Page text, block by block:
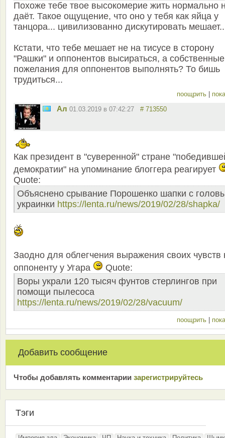
Похоже тебе твое высокомерие жить нормально
даёт. Такое ощущение, что оно у тебя как яйца у
танцора... цивилизованно дискутировать
Кстати, что тебе мешает не на тисусе в сторону
"Рашки" и оппонентов высираться, а собственные
пожелания для оппонентов выполнять? То бишь
трудиться...
поощрить
Ал 01.03.2019 в 07:42:27 # 713550
Как президент в "суверенной" стране
демократии" на упоминание блоггера реагирует
Quote:
Объяснено срывание Порошенко шапки с
украинки https://lenta.ru/news/2019/02/28/shapka/
Заодно для облегчения выражения своих чувств
оппоненту у Угара
Quote:
Воры украли 120 тысяч фунтов стерлингов при
помощи пылесоса
https://lenta.ru/news/2019/02/28/vacuum/
поощрить
Добавить сообщение
Чтобы добавлять комментарии зарeгиcтрирyйтeсь
Тэги